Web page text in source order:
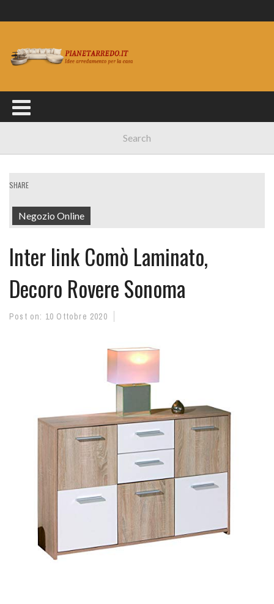
SHARE
Negozio Online
Inter link Comò Laminato,
Decoro Rovere Sonoma
Post on: 10 Ottobre 2020